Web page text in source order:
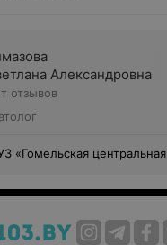
Александровна
отзывов
«Гомельская центральная